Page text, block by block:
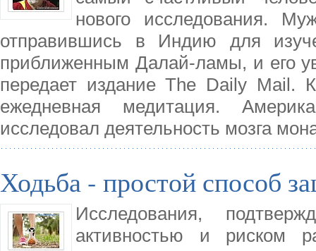
нового исследования.
отправившись в Индию для
приближенным Далай-ламы, и его
передает издание The Daily Mail.
ежедневная медитация.
исследовал деятельность мозга
Ходьба - простой способ
Исследования,
активностью и риском